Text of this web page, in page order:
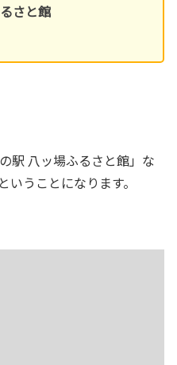
さと館
駅 八ッ場ふるさと館」な
うことになります。